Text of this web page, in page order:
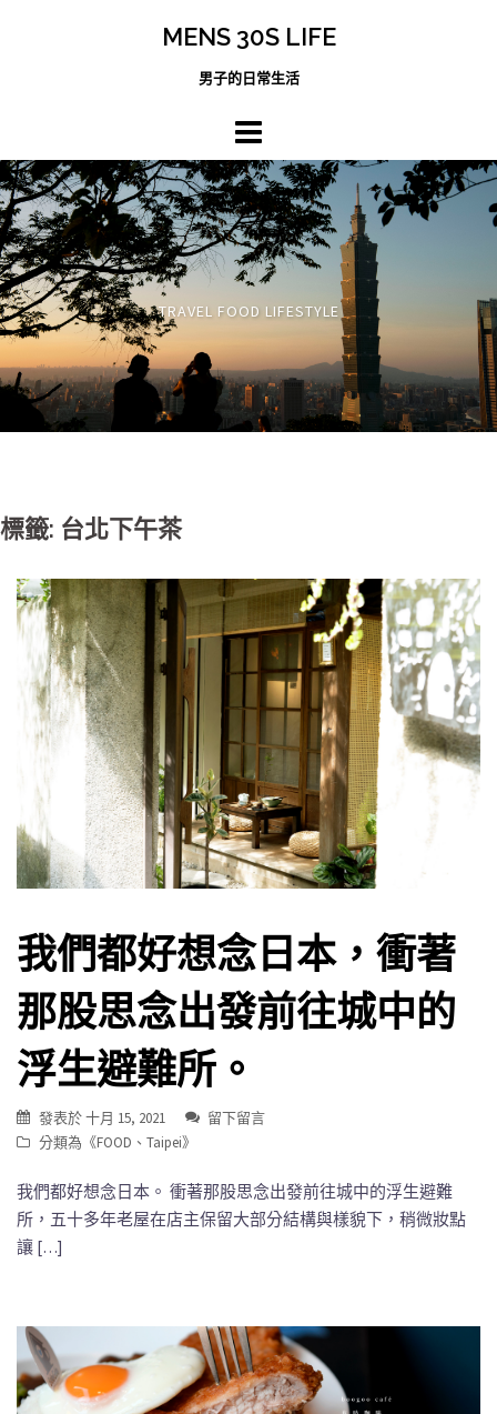
MENS 30S LIFE
男子的日常生活
TRAVEL FOOD LIFESTYLE
標籤: 台北下午茶
我們都好想念日本，衝著
那股思念出發前往城中的
浮生避難所。
發表於十月 15, 2021
留下留言
分類為《FOOD 、 Taipei》
我們都好想念日本。 衝著那股思念出發前往城中的浮生避難
所，五十多年老屋在店主保留大部分結構與樣貌下，稍微妝點
讓 […]